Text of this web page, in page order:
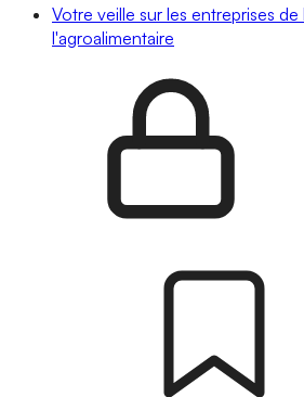
Votre veille sur les entreprises
l'agroalimentaire